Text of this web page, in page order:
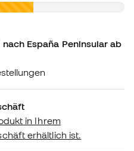
España Peninsular ab
in Ihrem
erhältlich ist.